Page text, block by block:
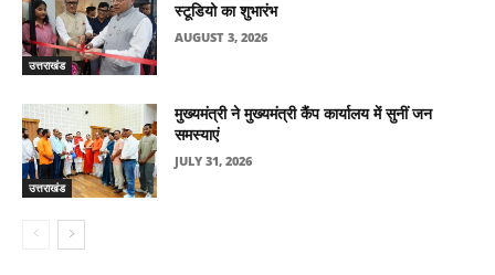
उत्तराखंड
स्टूडियो का शुभारंभ
AUGUST 3, 2026
उत्तराखंड
मुख्यमंत्री ने मुख्यमंत्री कैंप कार्यालय में सुनीं जन
समस्याएं
JULY 31, 2026